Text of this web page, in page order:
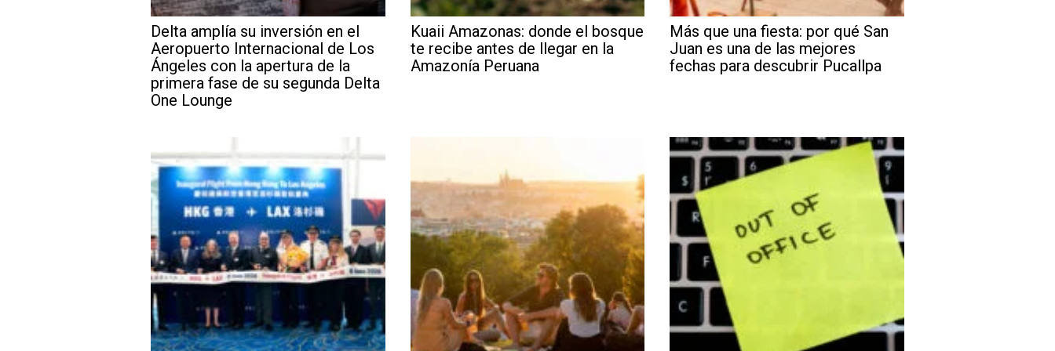
Delta amplía su inversión en el
Aeropuerto Internacional de Los
Ángeles con la apertura de la
primera fase de su segunda Delta
One Lounge
Kuaii Amazonas: donde el bosque
te recibe antes de llegar en la
Amazonía Peruana
Más que una fiesta: por qué San
Juan es una de las mejores
fechas para descubrir Pucallpa